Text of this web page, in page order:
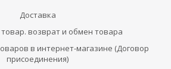
Доставка
возврат и обмен товара
в интернет-магазине (Договор
присоединения)